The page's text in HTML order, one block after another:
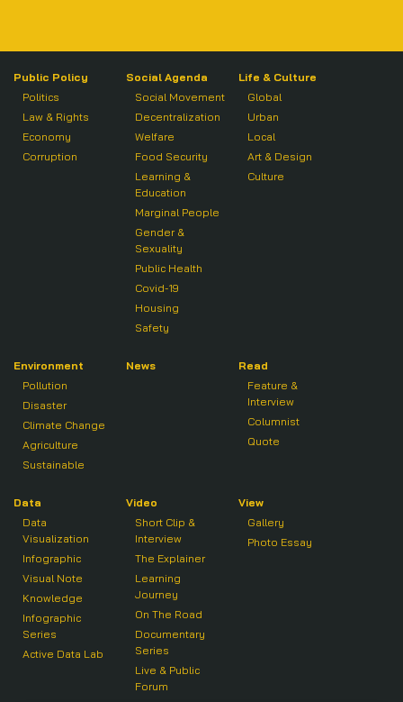
Public Policy
Politics
Law & Rights
Economy
Corruption
Social Agenda
Social Movement
Decentralization
Welfare
Food Security
Learning &
Education
Marginal People
Gender &
Sexuality
Public Health
Covid-19
Housing
Safety
Life & Culture
Global
Urban
Local
Art & Design
Culture
Environment
Pollution
Disaster
Climate Change
Agriculture
Sustainable
News
Read
Feature &
Interview
Columnist
Quote
Data
Data
Visualization
Infographic
Visual Note
Knowledge
Infographic
Series
Active Data Lab
Video
Short Clip &
Interview
The Explainer
Learning
Journey
On The Road
Documentary
Series
Live & Public
Forum
View
Gallery
Photo Essay